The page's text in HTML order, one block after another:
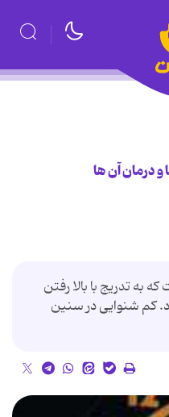
و درمان آن ها
به تدریج با بالا رفتن
كم شنوایی در سنین